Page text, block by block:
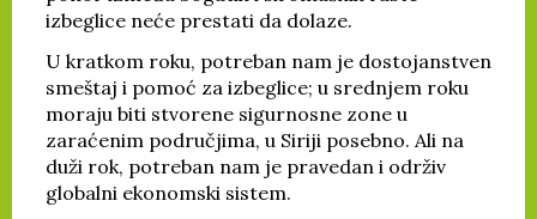
izbeglice neće prestati da dolaze.
U kratkom roku, potreban nam je dostojanstven
smeštaj i pomoć za izbeglice; u srednjem roku
moraju biti stvorene sigurnosne zone u
zaraćenim područjima, u Siriji posebno. Ali na
duži rok, potreban nam je pravedan i održiv
globalni ekonomski sistem.